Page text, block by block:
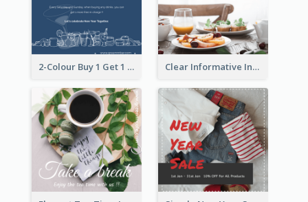
2-Colour Buy 1 Get 1 Free Instagram Post Clear Informative Instagram Post Of Breakfast Discount